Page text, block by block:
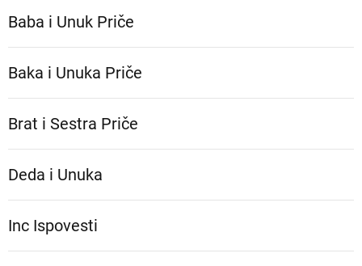
Baba i Unuk Priče
Baka i Unuka Pričе
Brat i Sestra Priče
Deda i Unuka
Inc Ispovesti